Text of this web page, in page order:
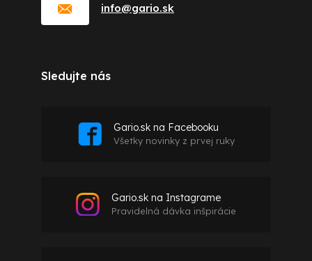
info@gario.sk
Sledujte nás
Gario.sk na Facebooku
Všetky novinky z prvej ruky
Gario.sk na Instagrame
Pravidelná dávka inšpirácie